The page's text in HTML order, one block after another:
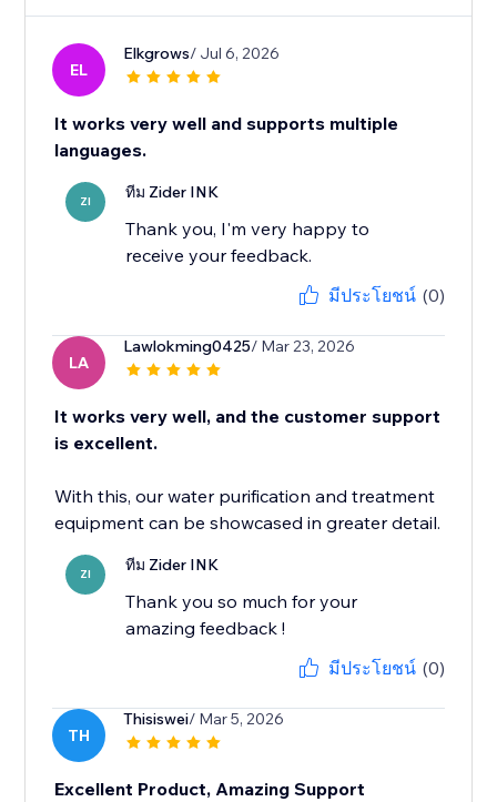
EL
Elkgrows/ Jul 6, 2026
It works very well and supports multiple
languages.
ZI ทีม Zider INK
Thank you, I'm very happy to
receive your feedback.
มีประโยชน์ (0)
LA
Lawlokming0425/ Mar 23, 2026
It works very well, and the customer support
is excellent.
With this, our water purification and treatment
equipment can be showcased in greater detail.
ZI ทีม Zider INK
Thank you so much for your
amazing feedback !
มีประโยชน์ (0)
TH
Thisiswei/ Mar 5, 2026
Excellent Product, Amazing Support